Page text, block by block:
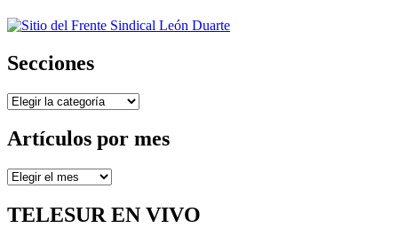
Secciones
Secciones
Artículos por mes
Artículos
mes
TELESUR EN VIVO